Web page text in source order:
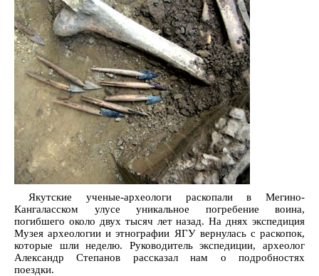
Якутские ученые-археологи раскопали в Мегино-
Кангаласском улусе уникальное погребение воина,
погибшего около двух тысяч лет назад. На днях экспедиция
Музея археологии и этнографии ЯГУ вернулась с раскопок,
которые шли неделю. Руководитель экспедиции, археолог
Александр Степанов рассказал нам о подробностях
поездки.